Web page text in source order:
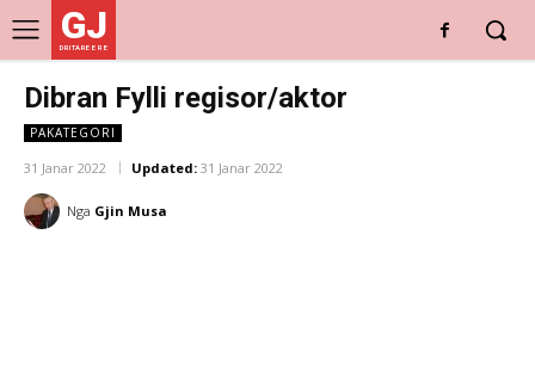
GJ
DRITARE E RE
Dibran Fylli regisor/aktor
PAKATEGORI
31 Janar 2022 Updated: 31 Janar 2022
Nga Gjin Musa